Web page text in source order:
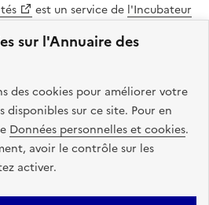
sur l'Annuaire des
des cookies pour améliorer votre
disponibles sur ce site. Pour en
Données personnelles et cookies.
avoir le contrôle sur les
activer.
est un service de l'Incubateur
. Le code source de ce site web
Le design de ce site est conçu
de l’État.
data.gouv.fr
conforme Mentions légales